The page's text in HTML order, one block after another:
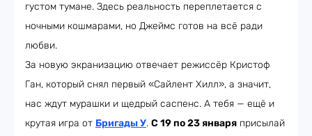
густом тумане. Здесь реальность переплетается с
ночными кошмарами, но Джеймс готов на всё ради
любви.
За новую экранизацию отвечает режиссёр Кристоф
Ган, который снял первый «Сайлент Хилл», а значит,
нас ждут мурашки и щедрый саспенс. А тебя — ещё и
крутая игра от Бригады У. С 19 по 23 января присылай